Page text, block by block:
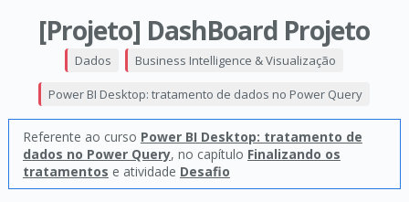
[Projeto] DashBoard Projeto
Dados Business Intelligence & Visualização
Power BI Desktop: tratamento de dados no Power Query
Referente ao curso Power BI Desktop: tratamento de
dados no Power Query, no capítulo Finalizando os
tratamentos e atividade Desafio